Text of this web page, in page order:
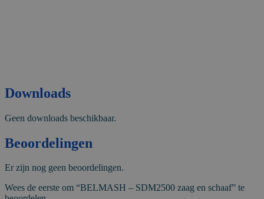
Downloads
Geen downloads beschikbaar.
Beoordelingen
Er zijn nog geen beoordelingen.
Wees de eerste om “BELMASH – SDM2500 zaag en schaaf” te